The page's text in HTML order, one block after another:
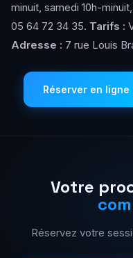
minuit, samedi 10h-
05 64 72 34 35. Tarifs :
Adresse : 7 rue Louis
Réserver en ligne
Votre
Réservez votre